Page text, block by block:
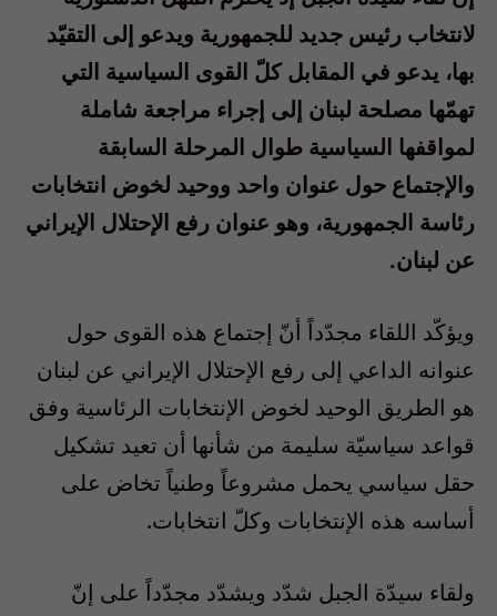
لانتخاب رئيس جديد للجمهورية ويدعو إلى التقيّد
بها، يدعو في المقابل كلّ القوى السياسية التي
تهمّها مصلحة لبنان إلى إجراء مراجعة شاملة
لمواقفها السياسية طوال المرحلة السابقة
والإجتماع حول عنوان واحد ووحيد لخوض انتخابات
رئاسة الجمهورية، وهو عنوان رفع الإحتلال الإيراني
عن لبنان.
ويؤكّد اللقاء مجدّداً أنّ إجتماع هذه القوى حول
عنوانه الداعي إلى رفع الإحتلال الإيراني عن لبنان
هو الطريق الوحيد لخوض الإنتخابات الرئاسية وفق
قواعد سياسيّة سليمة من شأنها أن تعيد تشكيل
حقل سياسي يحمل مشروعاً وطنياً تخاض على
أساسه هذه الإنتخابات وكلّ انتخابات.
ولقاء سيدّة الجبل شدّد ويشدّد مجدّداً على إنّ